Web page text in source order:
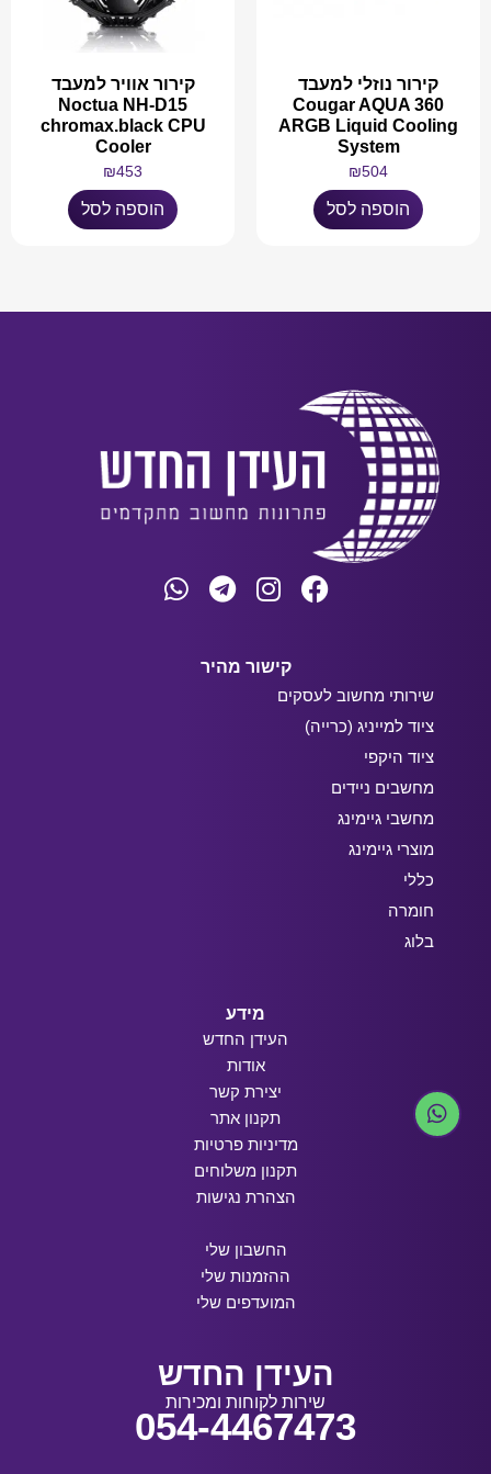
קירור נוזלי למעבד
Cougar AQUA 360
ARGB Liquid Cooling
System
₪504
הוספה לסל
קירור אוויר למעבד
Noctua NH-D15
chromax.black CPU
Cooler
₪453
הוספה לסל
קישור מהיר
שירותי מחשוב לעסקים
ציוד למייניג (כרייה)
ציוד היקפי
מחשבים ניידים
מחשבי גיימינג
מוצרי גיימינג
כללי
חומרה
בלוג
מידע
העידן החדש
אודות
יצירת קשר
תקנון אתר
מדיניות פרטיות
תקנון משלוחים
הצהרת נגישות
החשבון שלי
ההזמנות שלי
המועדפים שלי
העידן החדש
שירות לקוחות ומכירות
054-4467473